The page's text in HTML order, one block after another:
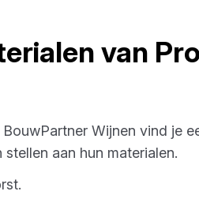
van
BouwPartner Wijnen vind je
aan hun materialen.
.